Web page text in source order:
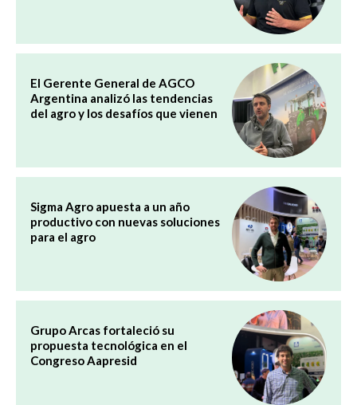
El Gerente General de AGCO
Argentina analizó las tendencias
del agro y los desafíos que vienen
Sigma Agro apuesta a un año
productivo con nuevas soluciones
para el agro
Grupo Arcas fortaleció su
propuesta tecnológica en el
Congreso Aapresid